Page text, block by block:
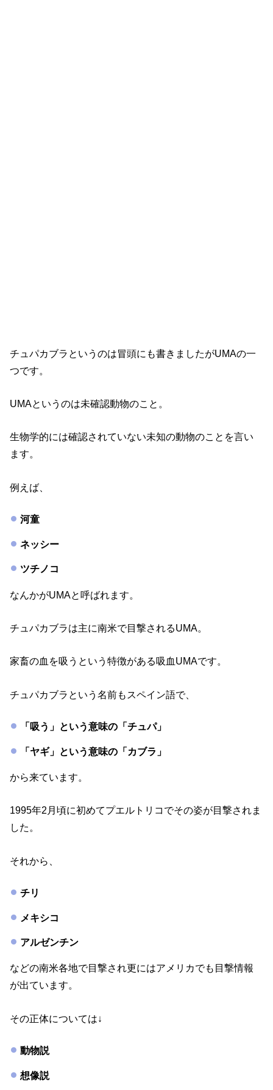
チュパカブラというのは冒頭にも書きましたがUMAの一
つです。
UMAというのは未確認動物のこと。
生物学的には確認されていない未知の動物のことを言い
ます。
例えば、
河童
ネッシー
ツチノコ
なんかがUMAと呼ばれます。
チュパカブラは主に南米で目撃されるUMA。
家畜の血を吸うという特徴がある吸血UMAです。
チュパカブラという名前もスペイン語で、
「吸う」という意味の「チュパ」
「ヤギ」という意味の「カブラ」
から来ています。
1995年2月頃に初めてプエルトリコでその姿が目撃されま
した。
それから、
チリ
メキシコ
アルゼンチン
などの南米各地で目撃され更にはアメリカでも目撃情報
が出ています。
その正体については↓
動物説
想像説